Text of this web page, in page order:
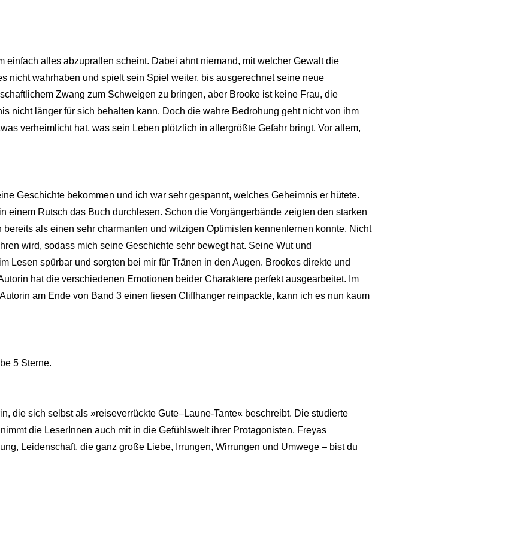
alles abzuprallen scheint. Dabei ahnt niemand, mit welcher Gewalt die
nicht wahrhaben und spielt sein Spiel weiter, bis ausgerechnet seine neue
Zwang zum Schweigen zu bringen, aber Brooke ist keine Frau, die
nicht länger für sich behalten kann. Doch die wahre Bedrohung geht nicht von ihm
verheimlicht hat, was sein Leben plötzlich in allergrößte Gefahr bringt. Vor allem,
Geschichte bekommen und ich war sehr gespannt, welches Geheimnis er hütete.
Rutsch das Buch durchlesen. Schon die Vorgängerbände zeigten den starken
als einen sehr charmanten und witzigen Optimisten kennenlernen konnte. Nicht
wird, sodass mich seine Geschichte sehr bewegt hat. Seine Wut und
Lesen spürbar und sorgten bei mir für Tränen in den Augen. Brookes direkte und
hat die verschiedenen Emotionen beider Charaktere perfekt ausgearbeitet. Im
am Ende von Band 3 einen fiesen Cliffhanger reinpackte, kann ich es nun kaum
5 Sterne.
die sich selbst als »reiseverrückte Gute–Laune-Tante« beschreibt. Die studierte
die LeserInnen auch mit in die Gefühlswelt ihrer Protagonisten. Freyas
Leidenschaft, die ganz große Liebe, Irrungen, Wirrungen und Umwege – bist du